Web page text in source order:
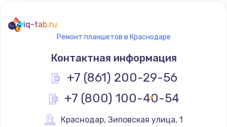
Заказать
Замена элемента
от 1190 руб.
Заказать
Замена клавиатуры
iq-tab.ru
Ремонт планшетов в Краснодаре
Контактная информация
+7 (861) 200-29-56
+7 (800) 100-40-54
Краснодар, Зиповская улица, 1